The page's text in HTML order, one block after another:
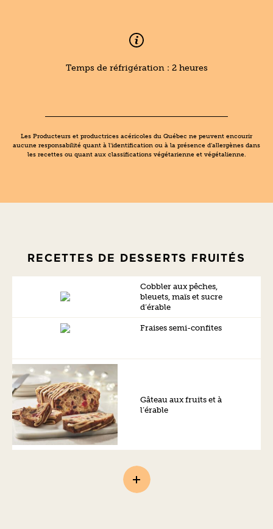
Temps de réfrigération : 2 heures
Les Producteurs et productrices acéricoles du Québec ne peuvent encourir
aucune responsabilité quant à l’identification ou à la présence d’allergènes dans
les recettes ou quant aux classifications végétarienne et végétalienne.
RECETTES DE DESSERTS FRUITÉS
Cobbler aux pêches,
bleuets, maïs et sucre
d’érable
Fraises semi-confites
Gâteau aux fruits et à
l’érable